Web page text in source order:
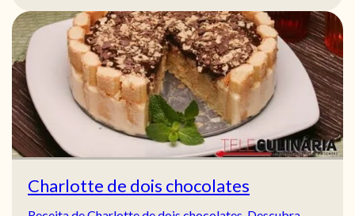
Charlotte de dois chocolates